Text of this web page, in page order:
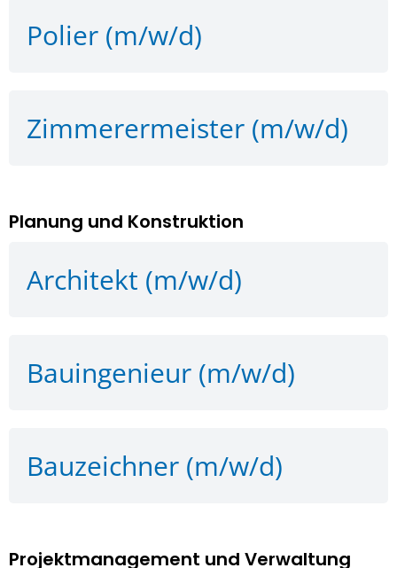
Polier (m/w/d)
Zimmerermeister (m/w/d)
Planung und Konstruktion
Architekt (m/w/d)
Bauingenieur (m/w/d)
Bauzeichner (m/w/d)
Projektmanagement und Verwaltung